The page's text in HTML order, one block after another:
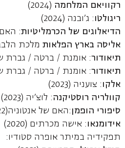
רקוויאם המלחמה (2024)
ריגולטו : ג'ובנה (2024)
הדיאלוגים של הכרמליטיות: האם
אליסה בארץ הפלאותמלכת הלבבות /
תיאודור: אומנת / ברטה / גברת שלישית
תיאודור: אומנת / ברטה / גברת שלישית
אלקו : צועניה (2023)
קוולריה רוסטיקנה: לוצ'יה (2023)
סיפורי הופמן :האם של אנטוניה(2022)
אידומנאו : אישה מכרתים (2020)
תפקידיה במיתר אופרה סטודיו: